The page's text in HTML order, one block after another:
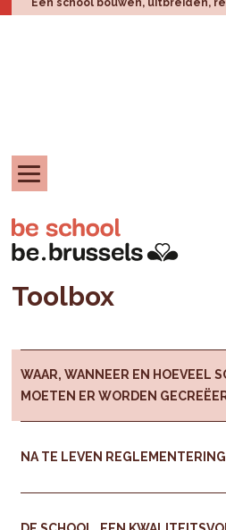
Een school bouwen, uitbreiden,
Toolbox
WAAR, WANNEER EN HOEVEEL
MOETEN ER WORDEN
NA TE LEVEN